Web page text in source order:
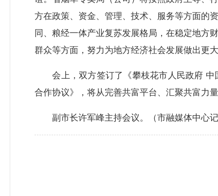
方在政策、资金、管理、技术、服务等方面的
同、粮经一体产业复苏发展格局，在稳定地方
群众等方面，努力为地方经济社会发展做出更
会上，双方签订了《攀枝花市人民政府 中
合作协议》，将从完善共富平台、汇聚共富力
副市长许军峰主持会议。（市融媒体中心记